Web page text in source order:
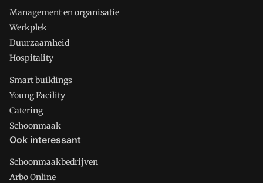
Management en organisatie
Werkplek
Duurzaamheid
Hospitality
Smart buildings
Young Facility
Catering
Schoonmaak
Ook interessant
Schoonmaakbedrijven
Arbo Online